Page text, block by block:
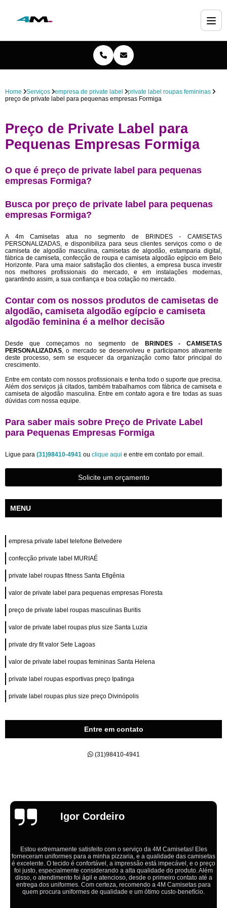
Home Serviços empresa de private label
private label roupas femininas
preço de private label para pequenas empresas Formiga
Preço de Private Label para
Pequenas Empresas Formiga
O que é preço de private label para pequenas
empresas Formiga?
Busca por preço de private label para pequenas
empresas Formiga?
A 4m Camisetas atua no segmento de BRINDES - CAMISETAS
PERSONALIZADAS, e disponibiliza para seus clientes serviços como o de
camiseta de algodão masculina, camisetas de algodão, estamparia digital,
fábrica de camiseta, confecção de roupa e camiseta algodão egípcio em Belo
Horizonte. Para uma maior satisfação dos clientes, a empresa busca investir
nos melhores profissionais do mercado, e em instalações modernas,
garantindo assim, a sua confiança e boa cotação no mercado.
Contar com os nossos produtos de camisetas de
algodão, camiseta algodão egípcio e camiseta
algodão feminina é a melhor decisão
Desde que começamos no segmento de
BRINDES - CAMISETAS
PERSONALIZADAS, o mercado se desenvolveu e participamos ativamente
deste processo, sem se esquecer da organização como fator principal do
crescimento.
Entre em contato com nossos profissionais e tenha todo o suporte que precisa.
Além dos serviços já citados, também trabalhamos com fábrica de camiseta e
camiseta de algodão masculina. Entre em contato agora e tire todas as suas
dúvidas com nossa equipe.
Para saber mais sobre Preço de Private Label
para Pequenas Empresas Formiga
Ligue para (31)98410-4941 ou clique aqui e entre em contato por email.
Solicite um orçamento
MENU
empresa private label telefone Belvedere
confecção private label MURIAÉ
private label roupas fitness Santa Efigênia
valor de private label para pequenas empresas Floresta
preço de private label roupas masculinas Buritis
valor de private label roupas plus size Santa Luzia
private dry fit valor Sete Lagoas
valor de private label roupas femininas Santa Helena
private label roupas esportivas preço Ipatinga
private label roupas plus size preço Divinópolis
Entre em contato
(31)98410-4941
Emília
Ótimo atendimento,todos muito educados, prestativos e que colocam o
cliente em primeiro lugar. Qualquer lugar tem problemas,isso é fato, mas
aqui na 4M tudo é resolvido com calma e de forma que todos saem
ganhando no final.